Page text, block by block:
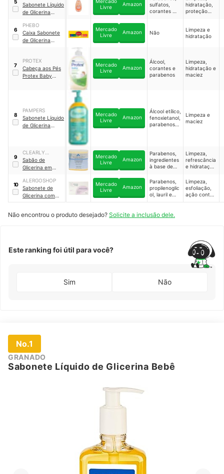
Glicerinada
5
BABY
Sabonete Líquido
de Glicerina
Baby
Livre
Amazon
sulfatos,
corantes e
hidratação,
proteção
o e maciez
6
PHEBO
Caixa Sabonete
de Glicerina
Mercado
Livre
Amazon Não
Limpeza e
hidratação
7
PROTEX
Cabeça aos Pés
Protex Baby
Mercado
Livre
Amazon
Álcool,
corantes e
parabenos
Limpeza,
hidratação e
maciez
8
PAMPERS
Sabonete Líquido
de Glicerina
Mercado
Livre
Amazon
Álcool etílico,
fenoxietanol,
parabenos e
Limpeza e
maciez
9
CLEARLY
NATURAL
Sabão de
Glicerina em
Natural
Mercado
Livre
Amazon
Parabenos,
ingredientes
à base de
subprodutos
animais
Limpeza,
refrescância
e hidratação
os poros
10
ALERGOSHOP
Sabonete de
Glicerina com
Melaleuca e
Alergoshop
Mercado
Livre
Amazon
Parabenos,
propilenoglic
ol, lauril e
outras 102
alergênicas
Limpeza,
esfoliação,
ação contra
o
antisséptica
Não encontrou o produto desejado? Solicite a inclusão dele.
Este ranking foi útil para você?
Sim Não
No.1
GRANADO
Sabonete Líquido de Glicerina Bebê